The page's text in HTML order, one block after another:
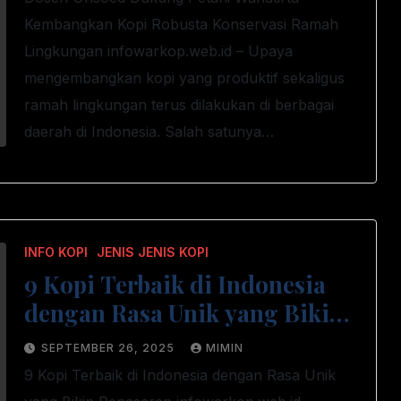
Kembangkan Kopi Robusta Konservasi Ramah
Lingkungan infowarkop.web.id – Upaya
mengembangkan kopi yang produktif sekaligus
ramah lingkungan terus dilakukan di berbagai
daerah di Indonesia. Salah satunya…
INFO KOPI JENIS JENIS KOPI
9 Kopi Terbaik di Indonesia
dengan Rasa Unik yang Bikin
Penasaran, Sudah Pernah
Coba?
SEPTEMBER 26, 2025 MIMIN
9 Kopi Terbaik di Indonesia dengan Rasa Unik